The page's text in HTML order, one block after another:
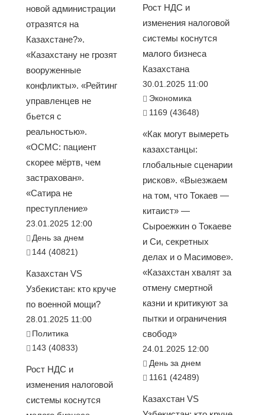
новой администрации
отразятся на
Казахстане?».
«Казахстану не грозят
вооруженные
конфликты». «Рейтинг
управленцев не
бьется с
реальностью».
«ОСМС: пациент
скорее мёртв, чем
застрахован».
«Сатира не
преступление»
23.01.2025 12:00
День за днем
144 (40821)
Казахстан VS
Узбекистан: кто круче
по военной мощи?
28.01.2025 11:00
Политика
143 (40833)
Рост НДС и
изменения налоговой
системы коснутся
Рост НДС и
изменения налоговой
системы коснутся
малого бизнеса
Казахстана
30.01.2025 11:00
Экономика
1169 (43648)
«Как могут вымереть
казахстанцы:
глобальные сценарии
рисков». «Выезжаем
на том, что Токаев —
китаист» —
Сыроежкин о Токаеве
и Си, секретных
делах и о Масимове».
«Казахстан хвалят за
отмену смертной
казни и критикуют за
пытки и ограничения
свобод»
24.01.2025 12:00
День за днем
1161 (42489)
Казахстан VS